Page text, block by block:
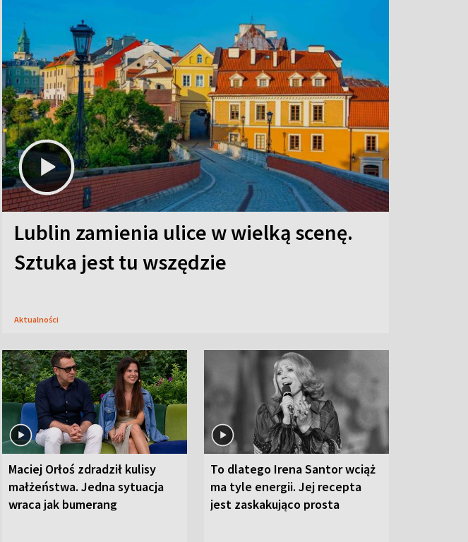
Lublin zamienia ulice w wielką scenę.
Sztuka jest tu wszędzie
Aktualności
Maciej Orłoś zdradził kulisy
małżeństwa. Jedna sytuacja
wraca jak bumerang
To dlatego Irena Santor wciąż
ma tyle energii. Jej recepta
jest zaskakująco prosta